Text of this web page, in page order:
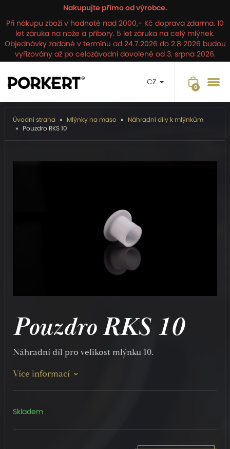
Nakupujte přímo od výrobce.
Při nákupu zboží v hodnotě nad 2000,- Kč doprava zdarma. 10
let záruka na nože a příbory. 5 let záruka na celý mlýnek.
Objednávky zadané v termínu od 24.7.2026 do 2.8 2026 budou
vyřizovány až po celozávodní dovolené od 3. srpna 2026.
CZ
Úvodní strana Mlýnky na maso
Náhradní díly k mlýnkům
Pouzdro RKS 10
Pouzdro RKS 10
Náhradní díl pro velikost mlýnku 10.
Více informací
Skladem